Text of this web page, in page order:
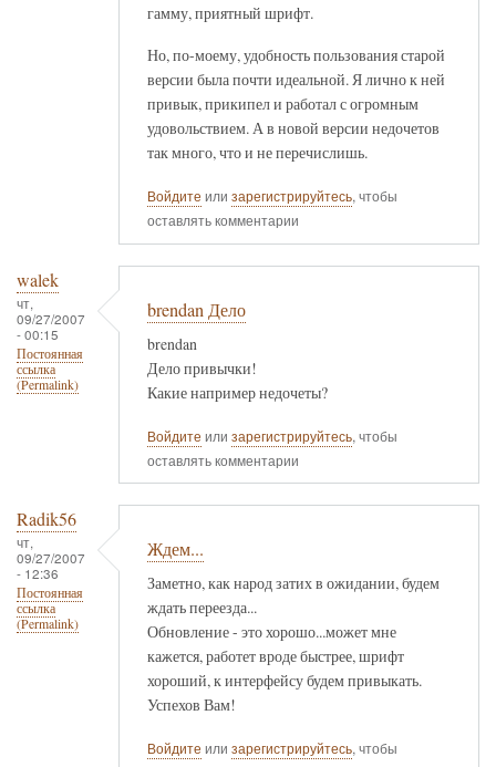
гамму, приятный шрифт.
Но, по-моему, удобность пользования старой
версии была почти идеальной. Я лично к ней
привык, прикипел и работал с огромным
удовольствием. А в новой версии недочетов
так много, что и не перечислишь.
Войдите или зарегистрируйтесь, чтобы
оставлять комментарии
walek
чт,
09/27/2007
- 00:15
Постоянная
ссылка
(Permalink)
brendan Дело
brendan
Дело привычки!
Какие например недочеты?
Войдите или зарегистрируйтесь, чтобы
оставлять комментарии
Radik56
чт,
09/27/2007
- 12:36
Постоянная
ссылка
(Permalink)
Ждем...
Заметно, как народ затих в ожидании, будем
ждать переезда...
Обновление - это хорошо...может мне
кажется, работет вроде быстрее, шрифт
хороший, к интерфейсу будем привыкать.
Успехов Вам!
Войдите или зарегистрируйтесь, чтобы